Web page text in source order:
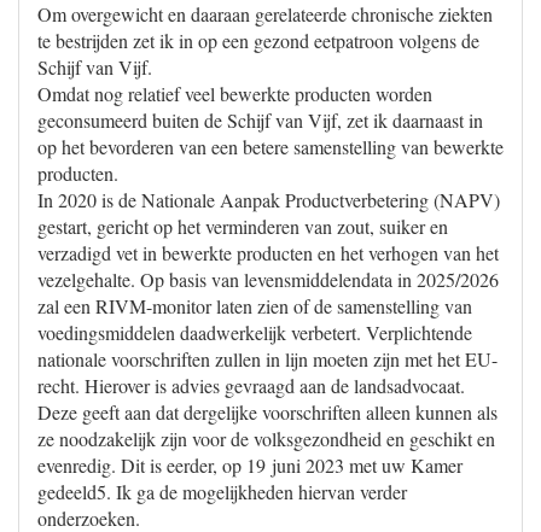
Om overgewicht en daaraan gerelateerde chronische ziekten
te bestrijden zet ik in op een gezond eetpatroon volgens de
Schijf van Vijf.
Omdat nog relatief veel bewerkte producten worden
geconsumeerd buiten de Schijf van Vijf, zet ik daarnaast in
op het bevorderen van een betere samenstelling van bewerkte
producten.
In 2020 is de Nationale Aanpak Productverbetering (NAPV)
gestart, gericht op het verminderen van zout, suiker en
verzadigd vet in bewerkte producten en het verhogen van het
vezelgehalte. Op basis van levensmiddelendata in 2025/2026
zal een RIVM-monitor laten zien of de samenstelling van
voedingsmiddelen daadwerkelijk verbetert. Verplichtende
nationale voorschriften zullen in lijn moeten zijn met het EU-
recht. Hierover is advies gevraagd aan de landsadvocaat.
Deze geeft aan dat dergelijke voorschriften alleen kunnen als
ze noodzakelijk zijn voor de volksgezondheid en geschikt en
evenredig. Dit is eerder, op 19 juni 2023 met uw Kamer
gedeeld5. Ik ga de mogelijkheden hiervan verder
onderzoeken.